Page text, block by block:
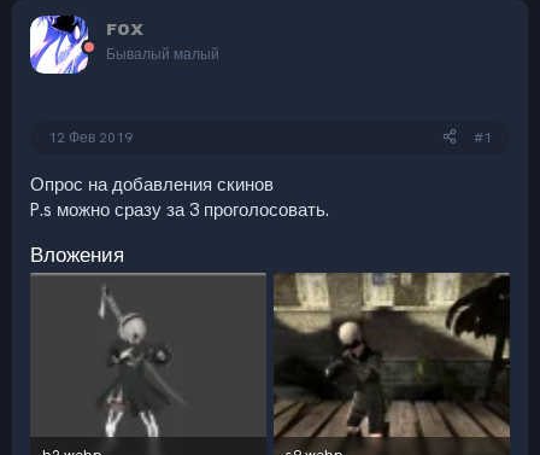
F0X
Бывалый малый
12 Фев 2019 #1
Опрос на добавления скинов
P.s можно сразу за 3 проголосовать.
Вложения